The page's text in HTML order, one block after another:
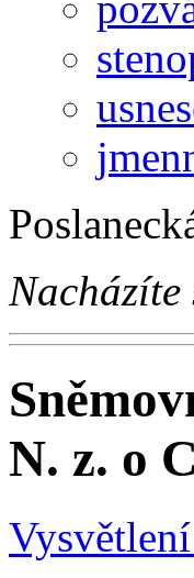
Nacházíte
N. z. o